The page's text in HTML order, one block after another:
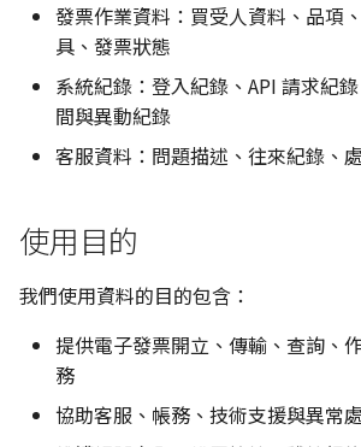
發票作業資料：買受人資料、品項
具、發票狀態
系統紀錄：登入紀錄、API 請求紀
間與異動紀錄
客服資料：問題描述、往來紀錄、
使用目的
我們使用資料的目的包含：
提供電子發票開立、傳輸、查詢、
務
協助客服、帳務、技術支援與異常